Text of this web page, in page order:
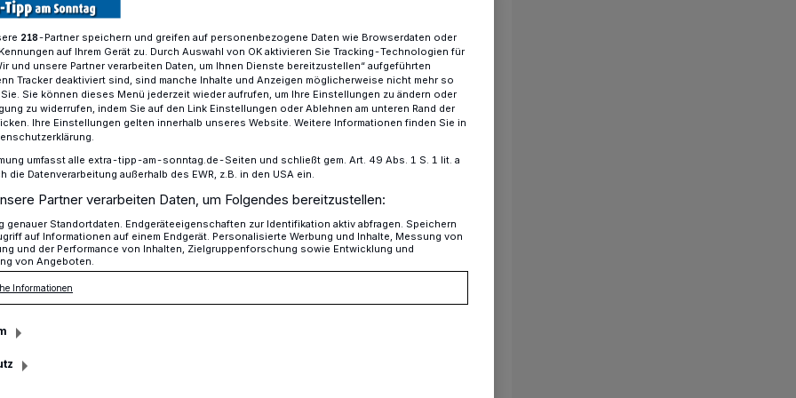
Beschleunigung
Mit diesen Worten führte Duisburg Kontor
die alljährliche Pressekonferenz zur
Programm kann sich wieder sehen
218-Partner speichern und greifen auf personenbezogene Daten wie Browserdaten oder
auf Ihrem Gerät zu. Durch Auswahl von OK aktivieren Sie Tracking-Technologien für
und unsere Partner verarbeiten Daten, um Ihnen Dienste bereitzustellen“ aufgeführten
Tracker deaktiviert sind, sind manche Inhalte und Anzeigen möglicherweise nicht mehr so
Sie können dieses Menü jederzeit wieder aufrufen, um Ihre Einstellungen zu ändern oder
zu widerrufen, indem Sie auf den Link Einstellungen oder Ablehnen am unteren Rand der
Ihre Einstellungen gelten innerhalb unseres Website. Weitere Informationen finden Sie in
umfasst alle extra-tipp-am-sonntag.de-Seiten und schließt gem. Art. 49 Abs. 1 S. 1 lit. a
die Datenverarbeitung außerhalb des EWR, z.B. in den USA ein.
Partner verarbeiten Daten, um Folgendes bereitzustellen:
genauer Standortdaten. Endgeräteeigenschaften zur Identifikation aktiv abfragen. Speichern
auf Informationen auf einem Endgerät. Personalisierte Werbung und Inhalte, Messung von
und der Performance von Inhalten, Zielgruppenforschung sowie Entwicklung und
von Angeboten.
Informationen